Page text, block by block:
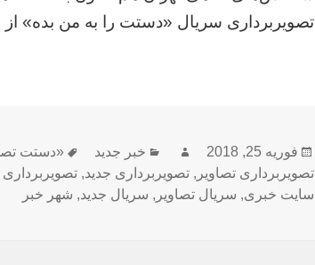
تصویربرداری سریال «دستت را به من بده»
ارسال
شده
در
فوریه 25, 2018 نویسندهدسته‌ها
خبر جدید برچسب‌ها
«دستت
تصویربرداری تصاویر ,تصویربرداری جدید,
سایت خبری, سریال تصاویر , سریال جدید, شهر خبر